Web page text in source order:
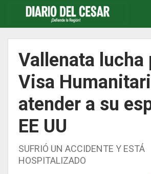
Vallenata lucha
Visa
atender a su
EE UU
SUFRIÓ UN ACCIDENTE Y ESTÁ
HOSPITALIZADO